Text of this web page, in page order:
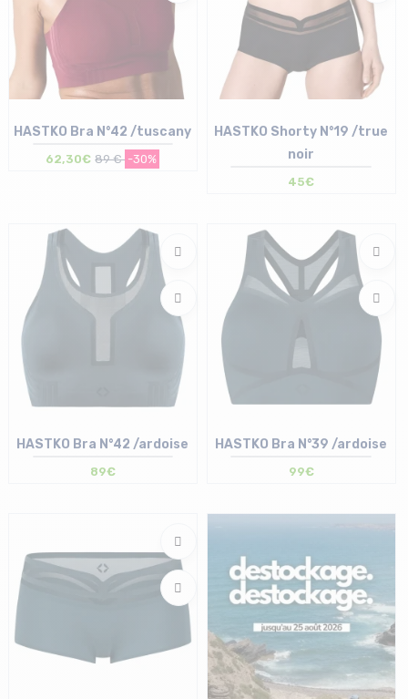
XS | S | XL
HASTKO Bra N°42 /tuscany
62,30€ 89 € -30%
HASTKO Shorty N°19 /true
noir
45€
HASTKO Bra N°42 /ardoise
89€
HASTKO Bra N°39 /ardoise
99€